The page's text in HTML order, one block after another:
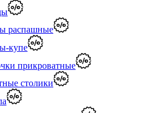
распашные
купе
прикроватные
столики